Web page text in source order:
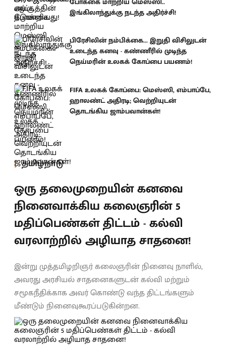
இங்கிலாந்துக்கு நடந்த அதிர்ச்சி!
பிரேசிலின் நம்பிக்கை... இறுதி விசிலுடன்
உடைந்த கனவு - கண்ணீரில் முடிந்த
நெய்மரின் உலகக் கோப்பை பயணம்!
FIFA உலகக் கோப்பை: மெஸ்ஸி, எம்பாப்பே,
ஹாலண்ட் அதிரடி; வெற்றியுடன்
தொடங்கிய ஜாம்பவான்கள்!
தமிழ்நாடு
ஒரு தலைமுறையின் கனவை
நினைவாக்கிய கலைஞரின் 5
மதிப்பெண்கள் திட்டம் - கல்வி
வரலாற்றில் அழியாத சாதனை!
இன்று முத்தமிழறிஞர் கலைஞரின் நினைவு நாளில்,
அவரது அரசியல் சாதனைகளுடன் கல்வி மற்றும்
சமூகநீதிக்காக அவர் கொண்டு வந்த திட்டங்களும்
மீண்டும் நினைவுகூரப்படுகின்றன.